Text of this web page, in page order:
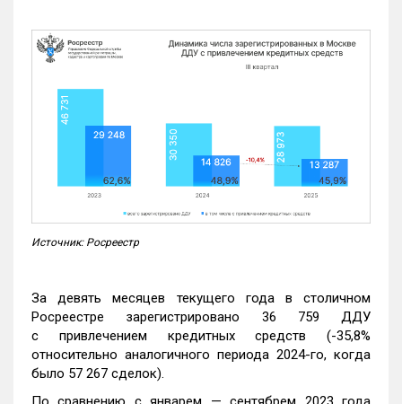
Источник: Росреестр
За девять месяцев текущего года в столичном
Росреестре зарегистрировано 36 759 ДДУ
с привлечением кредитных средств (-35,8%
относительно аналогичного периода 2024-го, когда
было 57 267 сделок).